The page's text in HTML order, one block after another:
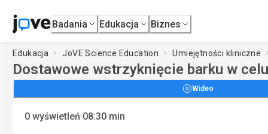
Badania Edukacja Biznes
Edukacja JoVE Science Education Umiejętności kliniczne
Dostawowe wstrzyknięcie barku w
Wideo
0 wyświetleń·08:30 min